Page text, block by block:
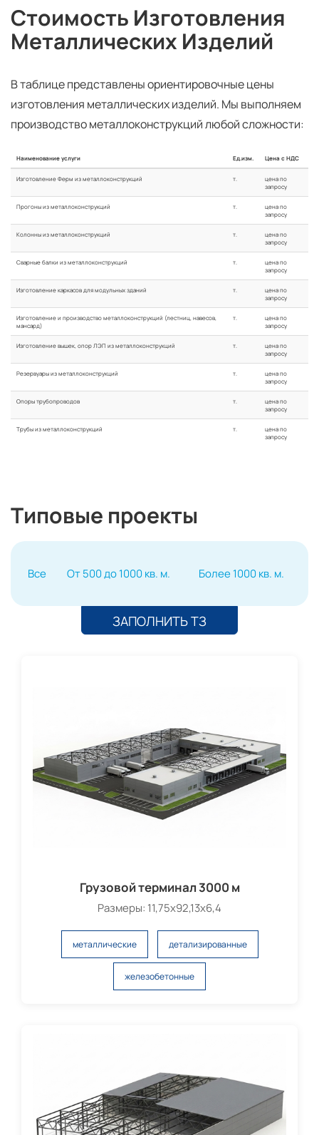
Стоимость Изготовления
Металлических Изделий
В таблице представлены ориентировочные цены
изготовления металлических изделий. Мы выполняем
производство металлоконструкций любой сложности:
Наименование услуги Ед.изм. Цена с НДС
Изготовление Ферм из металлоконструкций т.
цена по
запросу
Прогоны из металлоконструкций т.
цена по
запросу
Колонны из металлоконструкций т.
цена по
запросу
Сварные балки из металлоконструкций т.
цена по
запросу
Изготовление каркасов для модульных зданий т.
цена по
запросу
Изготовление и производство металлоконструкций (лестниц, навесов,
мансард)
т.
цена по
запросу
Изготовление вышек, опор ЛЭП из металлоконструкций т.
цена по
запросу
Резервуары из металлоконструкций т.
цена по
запросу
Опоры трубопроводов т.
цена по
запросу
Трубы из металлоконструкций т.
цена по
запросу
Типовые проекты
Все От 500 до 1000 кв. м. Более 1000 кв. м.
ЗАПОЛНИТЬ ТЗ
Грузовой терминал 3000 м
Размеры: 11,75х92,13х6,4
металлические детализированные
железобетонные